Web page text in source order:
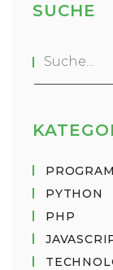
könnten.
der Welt der
SUCHE
PYTHON
PHP